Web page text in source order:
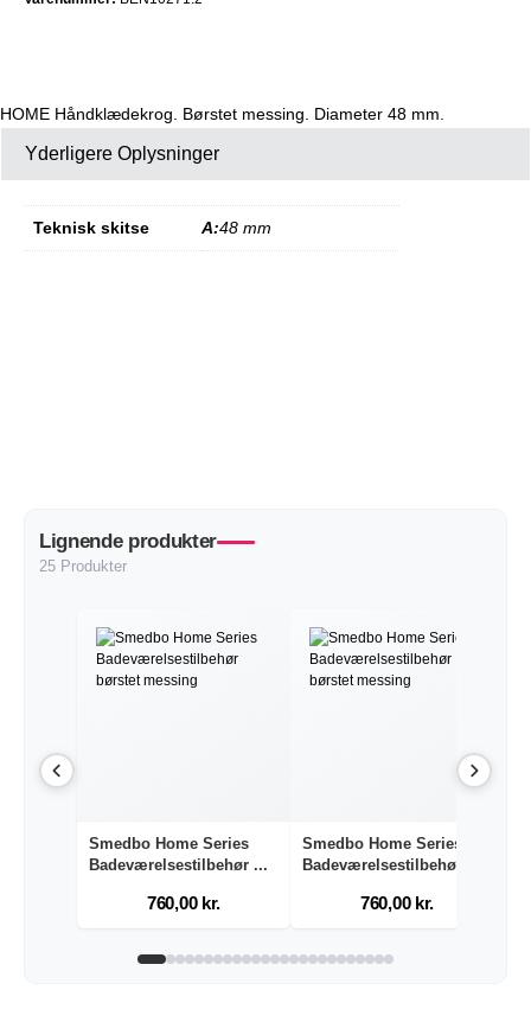
HOME Håndklædekrog. Børstet messing. Diameter 48 mm.
Yderligere Oplysninger
Teknisk skitse A:48 mm
Lignende produkter
25 Produkter
Smedbo Home Series
Badeværelsestilbehør ...
760,00 kr.
Smedbo Home Series
Badeværelsestilbehør ...
760,00 kr.